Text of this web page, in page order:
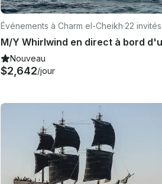
Événements à Charm el-Cheikh·22 invités
Nouveau
$2,642/jour